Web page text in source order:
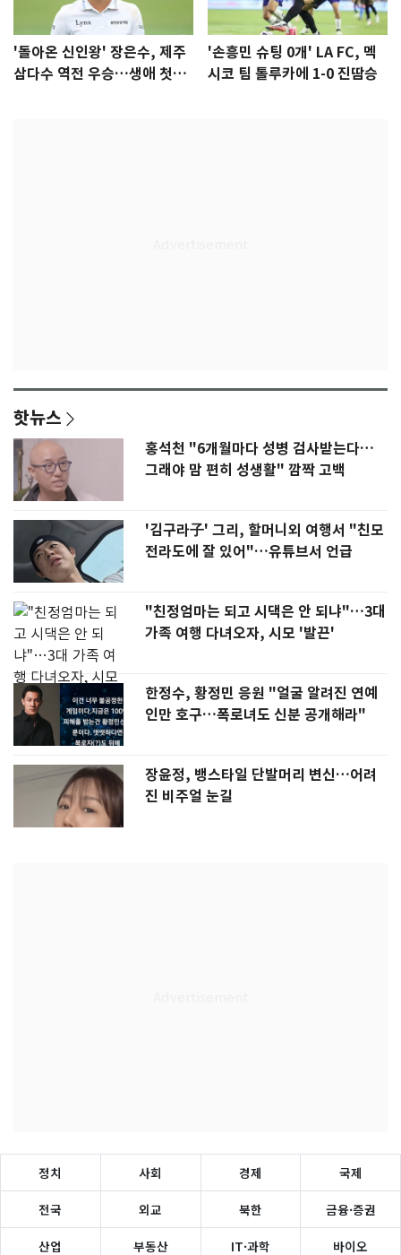
'돌아온 신인왕' 장은수, 제주
삼다수 역전 우승…생애 첫승
'손흥민 슈팅 0개' LA FC, 멕
시코 팀 톨루카에 1-0 진땀승
핫뉴스
홍석천 "6개월마다 성병 검사받는다…
그래야 맘 편히 성생활" 깜짝 고백
'김구라子' 그리, 할머니외 여행서 "친모
전라도에 잘 있어"…유튜브서 언급
"친정엄마는 되고 시댁은 안 되냐"…3대
가족 여행 다녀오자, 시모 '발끈'
한정수, 황정민 응원 "얼굴 알려진 연예
인만 호구…폭로녀도 신분 공개해라"
장윤정, 뱅스타일 단발머리 변신…어려
진 비주얼 눈길
정치 사회 경제 국제
전국 외교 북한 금융·증권
산업 부동산 IT·과학 바이오